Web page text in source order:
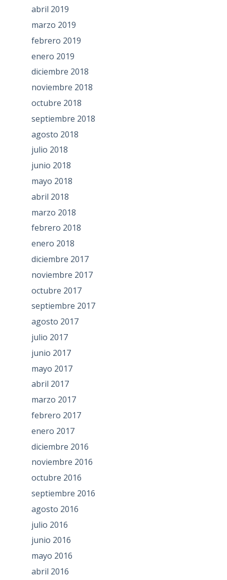
abril 2019
marzo 2019
febrero 2019
enero 2019
diciembre 2018
noviembre 2018
octubre 2018
septiembre 2018
agosto 2018
julio 2018
junio 2018
mayo 2018
abril 2018
marzo 2018
febrero 2018
enero 2018
diciembre 2017
noviembre 2017
octubre 2017
septiembre 2017
agosto 2017
julio 2017
junio 2017
mayo 2017
abril 2017
marzo 2017
febrero 2017
enero 2017
diciembre 2016
noviembre 2016
octubre 2016
septiembre 2016
agosto 2016
julio 2016
junio 2016
mayo 2016
abril 2016